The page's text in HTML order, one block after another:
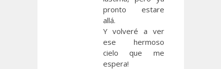
pronto estare
allá.
Y volveré a ver
ese hermoso
cielo que me
espera!